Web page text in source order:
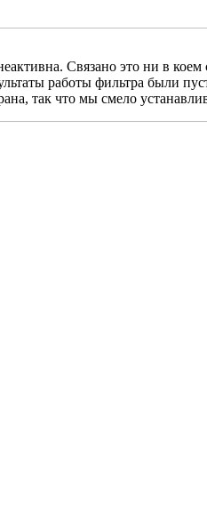
Связано это ни в коем
работы фильтра были
так что мы смело